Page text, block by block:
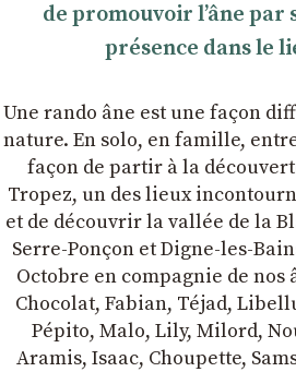
de promouvoir lʼâne par
présence dans le
Une rando âne est une façon
nature. En solo, en famille,
façon de partir à la
Tropez, un des lieux
et de découvrir la vallée de la
Serre-Ponçon et Digne-les-
Octobre en compagnie de nos
Chocolat, Fabian, Téjad,
Pépito, Malo, Lily, Milord,
Aramis, Isaac, Choupette,